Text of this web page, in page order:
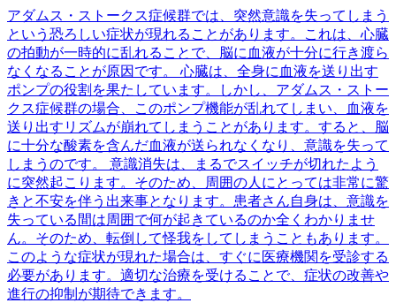
アダムス・ストークス症候群では、突然意識を失ってしまう
という恐ろしい症状が現れることがあります。これは、心臓
の拍動が一時的に乱れることで、脳に血液が十分に行き渡ら
なくなることが原因です。 心臓は、全身に血液を送り出す
ポンプの役割を果たしています。しかし、アダムス・ストー
クス症候群の場合、このポンプ機能が乱れてしまい、血液を
送り出すリズムが崩れてしまうことがあります。すると、脳
に十分な酸素を含んだ血液が送られなくなり、意識を失って
しまうのです。 意識消失は、まるでスイッチが切れたよう
に突然起こります。そのため、周囲の人にとっては非常に驚
きと不安を伴う出来事となります。患者さん自身は、意識を
失っている間は周囲で何が起きているのか全くわかりませ
ん。そのため、転倒して怪我をしてしまうこともあります。
このような症状が現れた場合は、すぐに医療機関を受診する
必要があります。適切な治療を受けることで、症状の改善や
進行の抑制が期待できます。